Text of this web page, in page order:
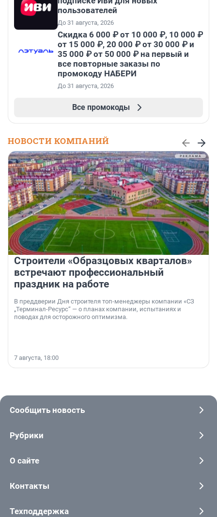
пользователей
До 31 августа, 2026
Скидка 6 000 ₽ от 10 000 ₽, 10 000 ₽
от 15 000 ₽, 20 000 ₽ от 30 000 ₽ и
35 000 ₽ от 50 000 ₽ на первый и
все повторные заказы по
промокоду НАБЕРИ
До 31 августа, 2026
Все промокоды
НОВОСТИ КОМПАНИЙ
Строители «Образцовых кварталов»
встречают профессиональный
праздник на работе
В преддверии Дня строителя топ-менеджеры компании «СЗ
„Терминал-Ресурс“ — о планах компании, испытаниях и
поводах для осторожного оптимизма.
7 августа, 18:00
Сообщить новость
Рубрики
О сайте
Контакты
Техподдержка